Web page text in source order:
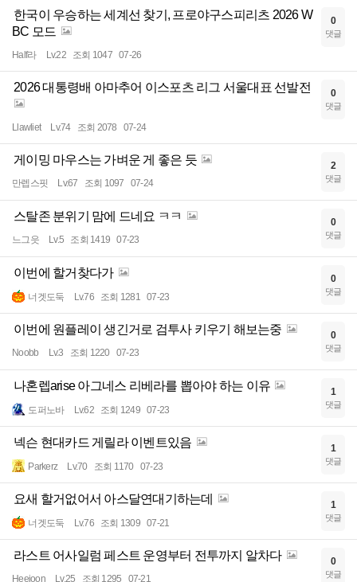
한국이 우승하는 세계선 찾기, 프로야구스피리츠 2026 W
BC 모드
Half라 Lv.22 조회 1047 07-26
0
댓글
2026 대통령배 아마추어 이스포츠 리그 서울대표 선발전
Llawliet Lv.74 조회 2078 07-24
0
댓글
게이밍 마우스는 가벼운 게 좋은 듯
만렙스핏 Lv.67 조회 1097 07-24
2
댓글
스탈존 분위기 맘에 드네요 ㅋㅋ
느그읏 Lv.5 조회 1419 07-23
0
댓글
이번에 할거찾다가
너겟도둑 Lv.76 조회 1281 07-23
0
댓글
이번에 원플레이 생긴거로 검투사 키우기 해보는중
Noobb Lv.3 조회 1220 07-23
0
댓글
나혼렙arise 아그네스 리베라를 뽑아야 하는 이유
도퍼노바 Lv.62 조회 1249 07-23
1
댓글
넥슨 현대카드 게릴라 이벤트있음
Parkerz Lv.70 조회 1170 07-23
1
댓글
요새 할거없어서 아스달연대기하는데
너겟도둑 Lv.76 조회 1309 07-21
1
댓글
라스트 어사일럼 페스트 운영부터 전투까지 알차다
Heejoon Lv.25 조회 1295 07-21
0
댓글